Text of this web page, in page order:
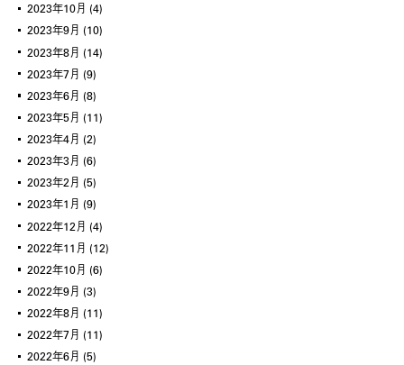
2023年10月 (4)
2023年9月 (10)
2023年8月 (14)
2023年7月 (9)
2023年6月 (8)
2023年5月 (11)
2023年4月 (2)
2023年3月 (6)
2023年2月 (5)
2023年1月 (9)
2022年12月 (4)
2022年11月 (12)
2022年10月 (6)
2022年9月 (3)
2022年8月 (11)
2022年7月 (11)
2022年6月 (5)